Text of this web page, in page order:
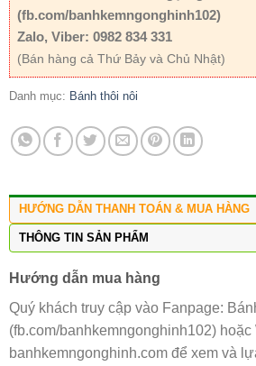
(fb.com/banhkemngonghinh102)
Zalo, Viber: 0982 834 331
(Bán hàng cả Thứ Bảy và Chủ Nhật)
Danh mục: Bánh thôi nôi
HƯỚNG DẪN THANH TOÁN & MUA HÀNG
THÔNG TIN SẢN PHẨM
Hướng dẫn mua hàng
Quý khách truy cập vào Fanpage:
(fb.com/banhkemngonghinh102) hoặc
banhkemngonghinh.com để xem và